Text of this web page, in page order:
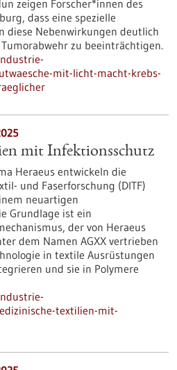
zeigen Forscher*innen des
dass eine spezielle
diese Nebenwirkungen deutlich
zu beeinträchtigen.
mit-licht-macht-krebs-
mit Infektionsschutz
Heraeus entwickeln die
und Faserforschung (DITF)
neuartigen
Grundlage ist ein
der von Heraeus
dem Namen AGXX vertrieben
in textile Ausrüstungen
und sie in Polymere
textilien-mit-